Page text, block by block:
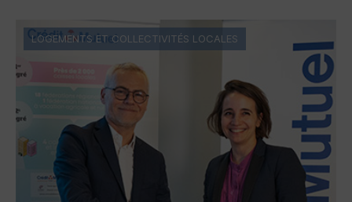
LOGEMENTS ET COLLECTIVITÉS LOCALES